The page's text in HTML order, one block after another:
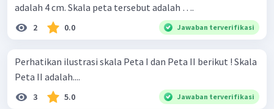
adalah 4 cm. Skala peta tersebut adalah ….
2 0.0 Jawaban terverifikasi
Perhatikan ilustrasi skala Peta I dan Peta II berikut ! Skala
Peta II adalah....
3 5.0 Jawaban terverifikasi